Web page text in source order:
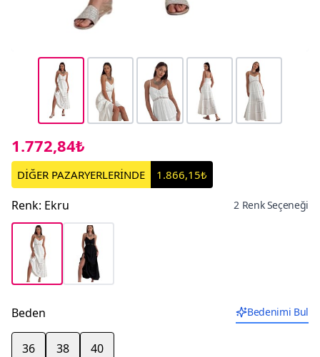
1.772,84₺
DİĞER PAZARYERLERİNDE 1.866,15₺
Renk: Ekru 2 Renk Seçeneği
Beden Bedenimi Bul
36 38 40